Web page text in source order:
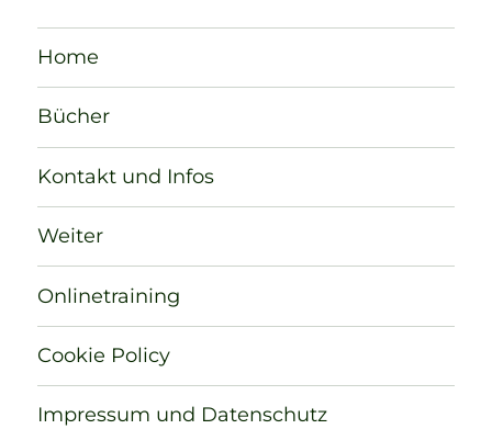
Home
Bücher
Kontakt und Infos
Weiter
Onlinetraining
Cookie Policy
Impressum und Datenschutz